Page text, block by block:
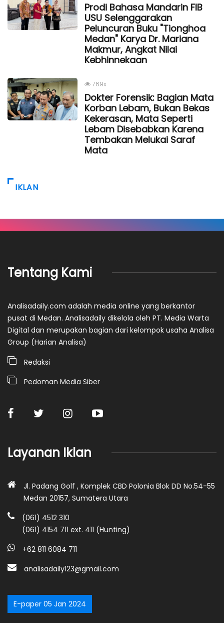
Prodi Bahasa Mandarin FIB
USU Selenggarakan
Peluncuran Buku "Tionghoa
Medan" Karya Dr. Mariana
Makmur, Angkat Nilai
Kebhinnekaan
769x
Dokter Forensik: Bagian Mata
Korban Lebam, Bukan Bekas
Kekerasan, Mata Seperti
Lebam Disebabkan Karena
Tembakan Melukai Saraf
Mata
IKLAN
Tentang Kami
Analisadaily.com adalah media online yang berkantor
pusat di Medan. Analisadaily dikelola oleh PT. Media Warta
Digital dan merupakan bagian dari kelompok usaha Analisa
Group (Harian Analisa)
Redaksi
Pedoman Media Siber
Layanan Iklan
Jl. Padang Golf , Komplek CBD Polonia Blok DD No.54-55
Medan 20157, Sumatera Utara
(061) 4512 310
(061) 4154 711 ext. 411 (Hunting)
+62 811 6084 711
analisadaily123@gmail.com
E-paper 05 Jan 2024